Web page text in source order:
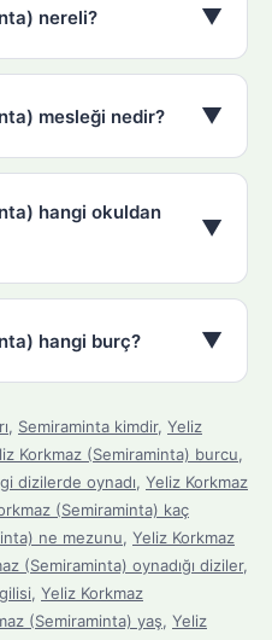
nereli? ▼
mesleği nedir? ▼
hangi okuldan
▼
hangi burç? ▼
, Semiraminta kimdir, Yeliz
Korkmaz (Semiraminta) burcu,
dizilerde oynadı, Yeliz Korkmaz
(Semiraminta) kaç
ne mezunu, Yeliz Korkmaz
(Semiraminta) oynadığı diziler,
, Yeliz Korkmaz
(Semiraminta) yaş, Yeliz